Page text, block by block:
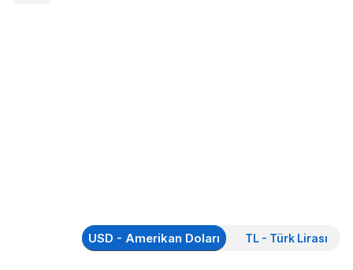
USD - Amerikan Doları TL - Türk Lirası